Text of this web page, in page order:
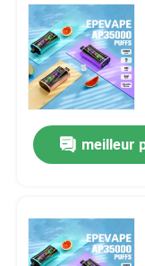
Contrôle de la
Contact
Demande de
ELFBAR
meilleur